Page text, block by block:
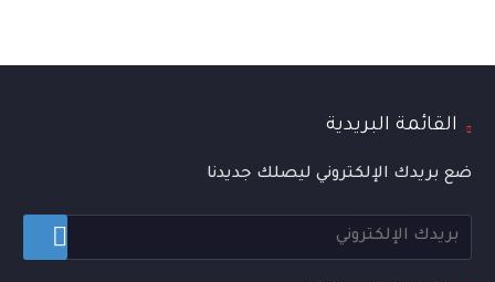
القائمة البريدية
ضع بريدك الإلكتروني ليصلك جديدنا